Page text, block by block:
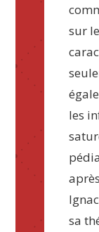
sur
les
sa